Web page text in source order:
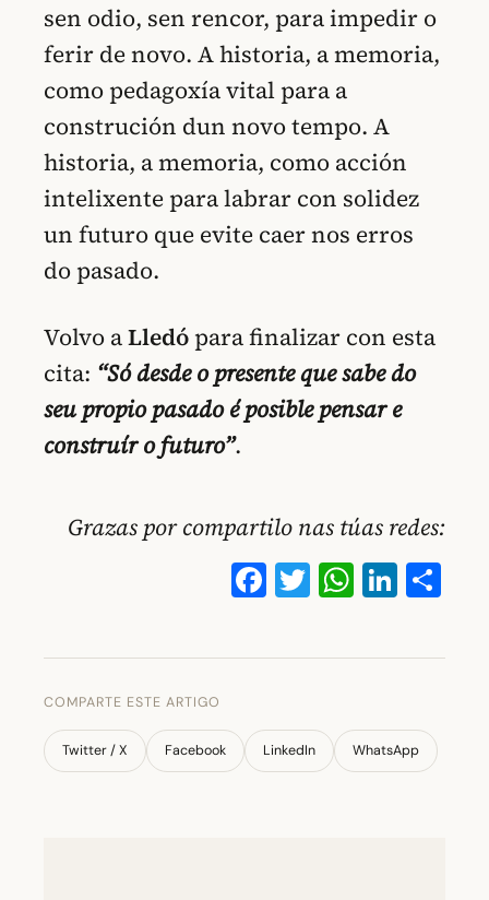
sen odio, sen rencor, para impedir o
ferir de novo. A historia, a memoria,
como pedagoxía vital para a
construción dun novo tempo. A
historia, a memoria, como acción
intelixente para labrar con solidez
un futuro que evite caer nos erros
do pasado.
Volvo aLledó para finalizar con esta
cita: “Só desde o presente que sabe do
seu propio pasado é posible pensar e
construír o futuro”.
Grazas por compartilo nas túas redes:
Facebook
Twitter
COMPARTE ESTE ARTIGO
Twitter / X Facebook LinkedIn WhatsApp